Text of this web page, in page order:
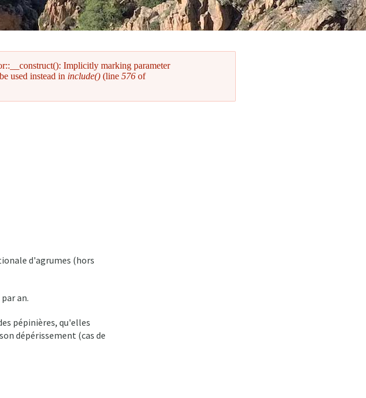
Implicitly marking parameter
used instead in include() (line 576 of
d'agrumes (hors
an.
pépinières, qu'elles
dépérissement (cas de